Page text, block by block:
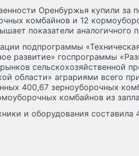
Оренбуржья купили за
комбайнов и 12
показатели аналогичного
подпрограммы
развитие» госпрограммы
сельскохозяйственной
области» аграриями всего
400,67 зерноуборочных
комбайнов из
и оборудования составила